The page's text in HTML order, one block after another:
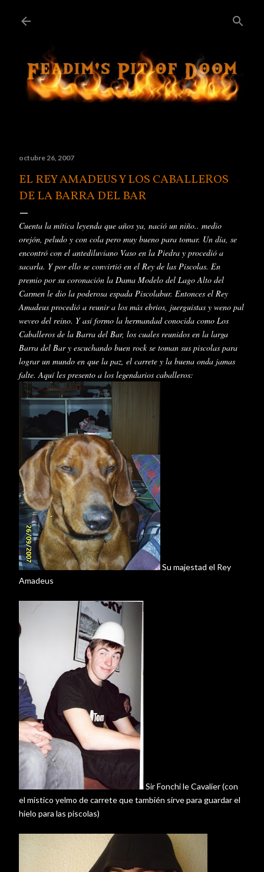
octubre 26, 2007
EL REY AMADEUS Y LOS CABALLEROS
DE LA BARRA DEL BAR
Cuenta la mítica leyenda que años ya, nació un niño.. medio
orejón, peludo y con cola pero muy bueno para tomar. Un día, se
encontró con el antediluviano Vaso en la Piedra y procedió a
sacarla. Y por ello se convirtió en el Rey de las Piscolas. En
premio por su coronación la Dama Modelo del Lago Alto del
Carmen le dio la poderosa espada Piscolabur. Entonces el Rey
Amadeus procedió a reunir a los más ebrios, juerguistas y weno pal
weveo del reino. Yasíformo la hermandad conocida como Los
Caballeros de la Barra del Bar, los cuales reunidos en la larga
Barra del Bar y escuchando buen rockse toman sus piscolas para
lograr un mundo en que la paz, el carrete y la buena onda jamas
falte.Aquíles presento a los legendarios caballeros:
Su majestad el Rey
Amadeus
SirFonchileCavalier(con
el místico yelmo de carrete quetambién sirve para guardar el
hielo para las piscolas)